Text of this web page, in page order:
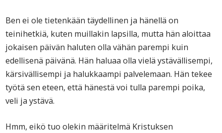
Ben ei ole tietenkään täydellinen ja hänellä on
teinihetkiä, kuten muillakin lapsilla, mutta hän aloittaa
jokaisen päivän haluten olla vähän parempi kuin
edellisenä päivänä. Hän haluaa olla vielä ystävällisempi,
kärsivällisempi ja halukkaampi palvelemaan. Hän tekee
työtä sen eteen, että hänestä voi tulla parempi poika,
veli ja ystävä.
Hmm, eikö tuo olekin määritelmä Kristuksen